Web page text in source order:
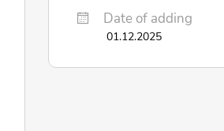
Date of adding
01.12.2025